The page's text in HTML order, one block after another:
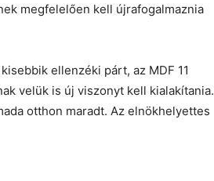
megfelelően kell újrafogalmaznia
ellenzéki párt, az MDF 11
velük is új viszonyt kell kialakítania.
otthon maradt. Az elnökhelyettes